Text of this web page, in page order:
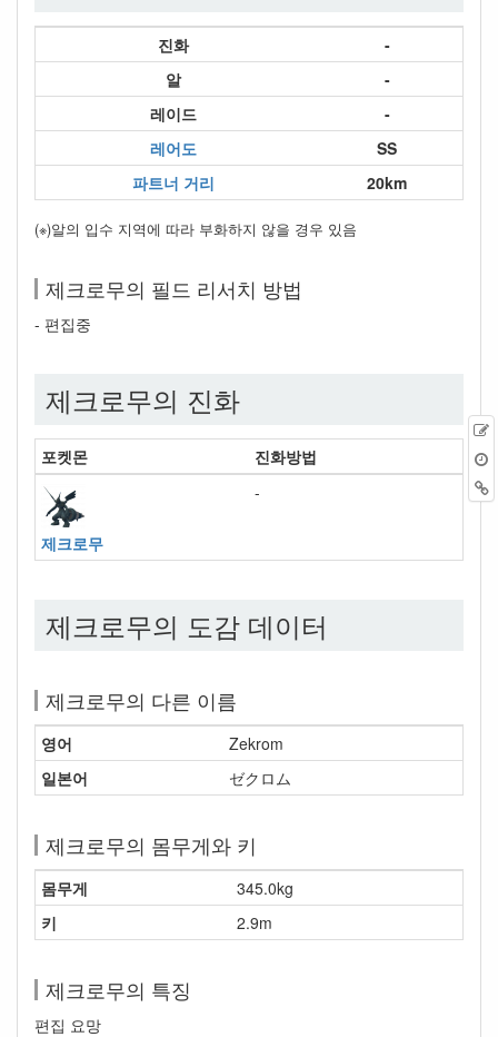
진화
-
알
-
레이드
-
레어도
SS
파트너 거리
20km
(※)알의 입수 지역에 따라 부화하지 않을 경우 있음
제크로무의 필드 리서치 방법
- 편집중
제크로무의 진화
포켓몬 진화방법
제크로무
-
제크로무의 도감 데이터
제크로무의 다른 이름
영어
Zekrom
일본어
ゼクロム
제크로무의 몸무게와 키
몸무게
345.0kg
키
2.9m
제크로무의 특징
편집 요망